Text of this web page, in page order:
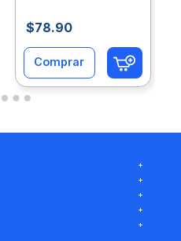
$78.90
Comprar
+
+
+
+
+